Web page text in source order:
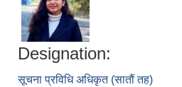
Designation:
सूचना प्रविधि अधिकृत (सातौं तह)